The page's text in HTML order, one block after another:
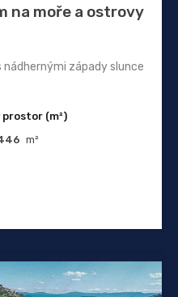
na moře a ostrovy
nádhernými západy slunce
prostor (m²)
m²